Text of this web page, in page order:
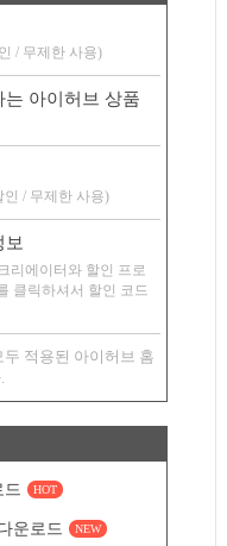
/ 무제한 사용)
아이허브 상품
/ 무제한 사용)
보
리에이터와 할인 프로
클릭하셔서 할인 코드
적용된 아이허브 홈
드 HOT
운로드 NEW